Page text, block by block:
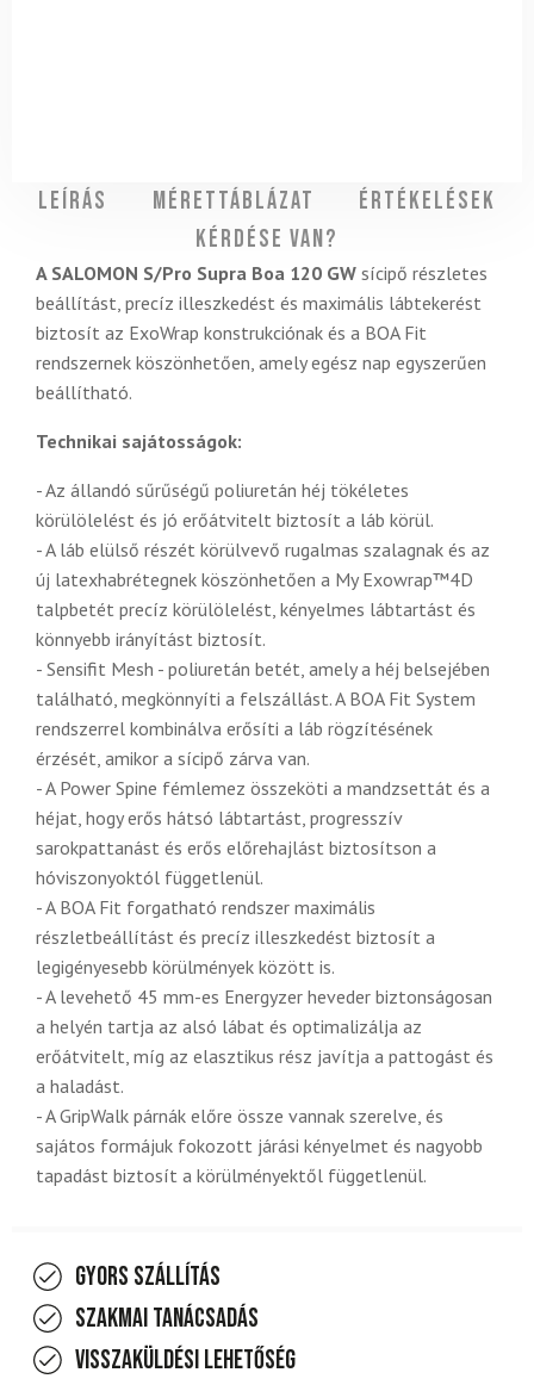
Leírás Mérettáblázat
Értékelések
Kérdése van?
A SALOMON S/Pro Supra Boa 120 GW sícipő részletes
beállítást, precíz illeszkedést és maximális lábtekerést
biztosít az ExoWrap konstrukciónak és a BOA Fit
rendszernek köszönhetően, amely egész nap egyszerűen
beállítható.
Technikai sajátosságok:
- Az állandó sűrűségű poliuretán héj tökéletes
körülölelést és jó erőátvitelt biztosít a láb körül.
- A láb elülső részét körülvevő rugalmas szalagnak és az
új latexhabrétegnek köszönhetően a My Exowrap™4D
talpbetét precíz körülölelést, kényelmes lábtartást és
könnyebb irányítást biztosít.
- Sensifit Mesh - poliuretán betét, amely a héj belsejében
található, megkönnyíti a felszállást. A BOA Fit System
rendszerrel kombinálva erősíti a láb rögzítésének
érzését, amikor a sícipő zárva van.
- A Power Spine fémlemez összeköti a mandzsettát és a
héjat, hogy erős hátsó lábtartást, progresszív
sarokpattanást és erős előrehajlást biztosítson a
hóviszonyoktól függetlenül.
- A BOA Fit forgatható rendszer maximális
részletbeállítást és precíz illeszkedést biztosít a
legigényesebb körülmények között is.
- A levehető 45 mm-es Energyzer heveder biztonságosan
a helyén tartja az alsó lábat és optimalizálja az
erőátvitelt, míg az elasztikus rész javítja a pattogást és
a haladást.
- A GripWalk párnák előre össze vannak szerelve, és
sajátos formájuk fokozott járási kényelmet és nagyobb
tapadást biztosít a körülményektől függetlenül.
Gyors szállítás
Szakmai tanácsadás
Visszaküldési lehetőség